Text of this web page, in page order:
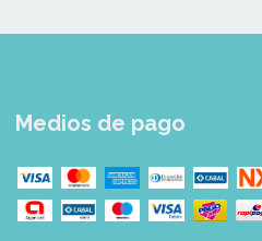
Medios de pago